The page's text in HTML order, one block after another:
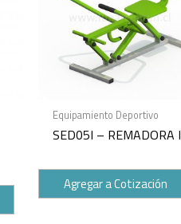
Equipamiento Deportivo
SED05I – REMADORA I
Agregar a Cotización